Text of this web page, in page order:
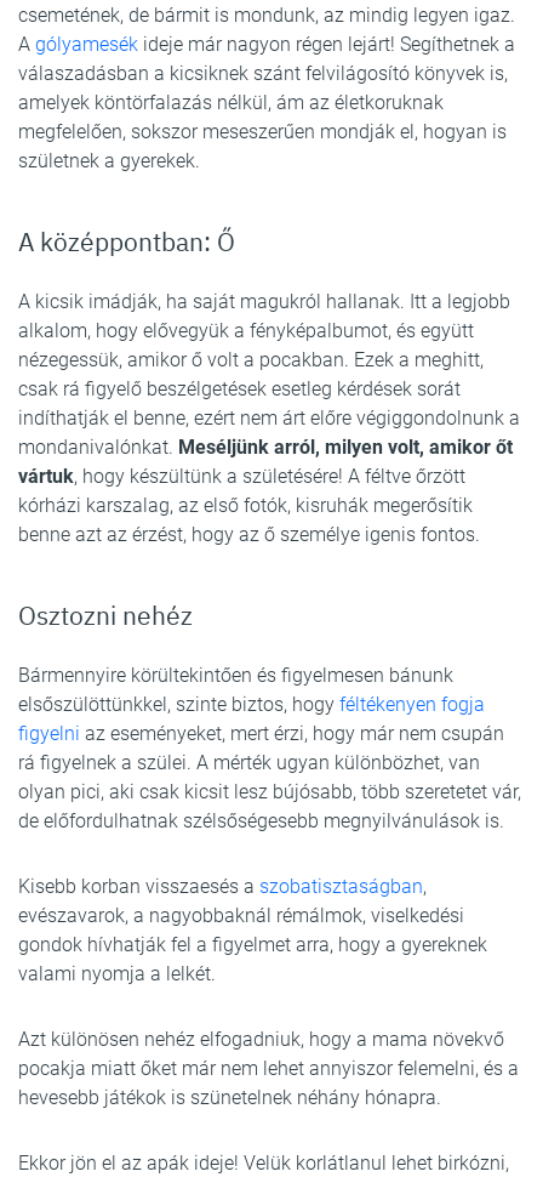
csemetének, de bármit is mondunk, az mindig legyen igaz.
A gólyamesék ideje már nagyon régen lejárt! Segíthetnek a
válaszadásban a kicsiknek szánt felvilágosító könyvek is,
amelyek köntörfalazás nélkül, ám az életkoruknak
megfelelően, sokszor meseszerűen mondják el, hogyan is
születnek a gyerekek.
A középpontban: Ő
A kicsik imádják, ha saját magukról hallanak. Itt a legjobb
alkalom, hogy elővegyük a fényképalbumot, és együtt
nézegessük, amikor ő volt a pocakban. Ezek a meghitt,
csak rá figyelő beszélgetések esetleg kérdések sorát
indíthatják el benne, ezért nem árt előre végiggondolnunk a
mondanivalónkat. Meséljünk arról, milyen volt, amikor őt
vártuk, hogy készültünk a születésére! A féltve őrzött
kórházi karszalag, az első fotók, kisruhák megerősítik
benne azt az érzést, hogy az ő személye igenis fontos.
Osztozni nehéz
Bármennyire körültekintően és figyelmesen bánunk
elsőszülöttünkkel, szinte biztos, hogy féltékenyen fogja
figyelni az eseményeket, mert érzi, hogy már nem csupán
rá figyelnek a szülei. A mérték ugyan különbözhet, van
olyan pici, aki csak kicsit lesz bújósabb, több szeretetet vár,
de előfordulhatnak szélsőségesebb megnyilvánulások is.
Kisebb korban visszaesés a szobatisztaságban,
evészavarok, a nagyobbaknál rémálmok, viselkedési
gondok hívhatják fel a figyelmet arra, hogy a gyereknek
valami nyomja a lelkét.
Azt különösen nehéz elfogadniuk, hogy a mama növekvő
pocakja miatt őket már nem lehet annyiszor felemelni, és a
hevesebb játékok is szünetelnek néhány hónapra.
Ekkor jön el az apák ideje! Velük korlátlanul lehet birkózni,